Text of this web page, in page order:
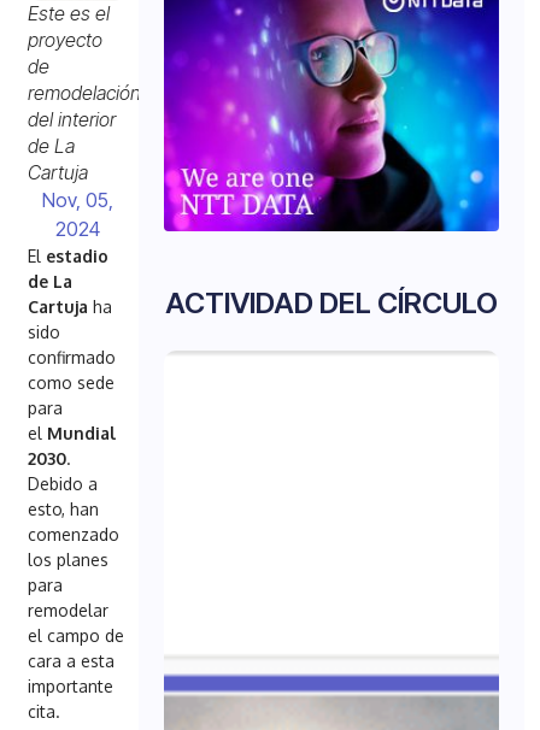
Este es el
proyecto
de
remodelación
del interior
de La
Cartuja
Nov, 05,
2024
El estadio
de La
Cartuja ha
sido
confirmado
como sede
para
el Mundial
2030.
Debido a
esto, han
comenzado
los planes
para
remodelar
el campo de
cara a esta
importante
cita.
ACTIVIDAD DEL CÍRCULO